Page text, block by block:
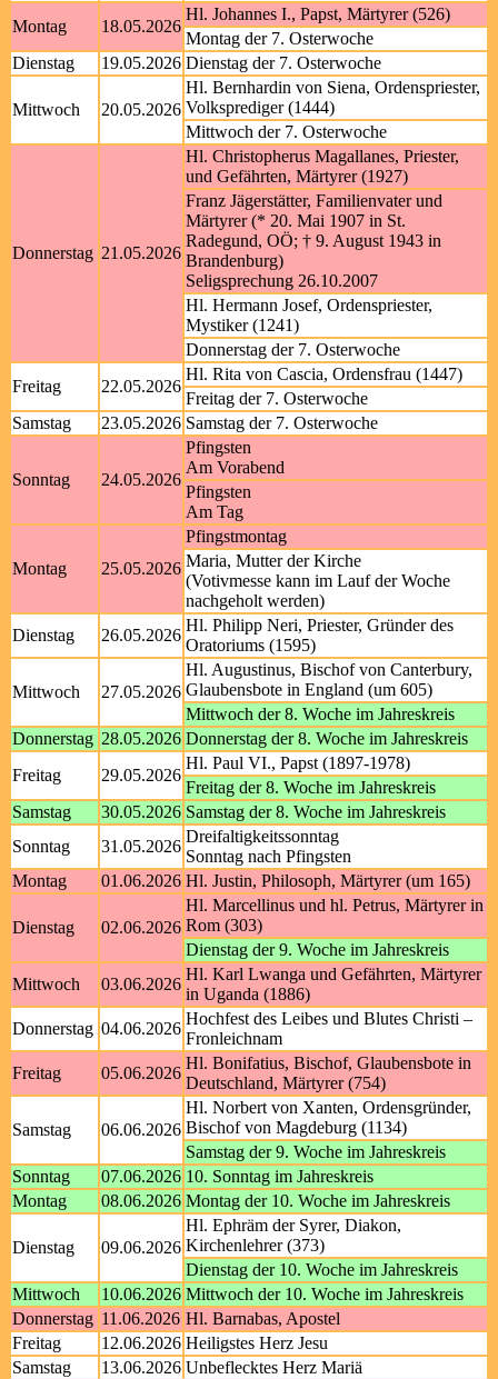
Montag
18.05.2026
Hl. Johannes I., Papst, Märtyrer (526)
Montag der 7. Osterwoche
Dienstag
19.05.2026 Dienstag der 7. Osterwoche
Mittwoch 20.05.2026
Hl. Bernhardin von Siena, Ordenspriester,
Volksprediger (1444)
Mittwoch der 7. Osterwoche
Donnerstag 21.05.2026
Hl. Christopherus Magallanes, Priester,
und Gefährten, Märtyrer (1927)
Franz Jägerstätter, Familienvater und
Märtyrer (* 20. Mai 1907 in St.
Radegund, OÖ; † 9. August 1943 in
Brandenburg)
Seligsprechung 26.10.2007
Hl. Hermann Josef, Ordenspriester,
Mystiker (1241)
Donnerstag der 7. Osterwoche
Freitag
22.05.2026
Hl. Rita von Cascia, Ordensfrau (1447)
Freitag der 7. Osterwoche
Samstag
23.05.2026 Samstag der 7. Osterwoche
Sonntag 24.05.2026
Pfingsten
Am Vorabend
Pfingsten
Am Tag
Montag 25.05.2026
Pfingstmontag
Maria, Mutter der Kirche
(Votivmesse kann im Lauf der Woche
nachgeholt werden)
Dienstag
26.05.2026
Hl. Philipp Neri, Priester, Gründer des
Oratoriums (1595)
Mittwoch 27.05.2026
Hl. Augustinus, Bischof von Canterbury,
Glaubensbote in England (um 605)
Mittwoch der 8. Woche im Jahreskreis
Donnerstag 28.05.2026 Donnerstag der 8. Woche im Jahreskreis
Freitag
29.05.2026
Hl. Paul VI., Papst (1897-1978)
Freitag der 8. Woche im Jahreskreis
Samstag
30.05.2026 Samstag der 8. Woche im Jahreskreis
Sonntag
31.05.2026
Dreifaltigkeitssonntag
Sonntag nach Pfingsten
Montag
01.06.2026 Hl. Justin, Philosoph, Märtyrer (um 165)
Dienstag 02.06.2026
Hl. Marcellinus und hl. Petrus, Märtyrer in
Rom (303)
Dienstag der 9. Woche im Jahreskreis
Mittwoch
03.06.2026
Hl. Karl Lwanga und Gefährten, Märtyrer
in Uganda (1886)
Donnerstag 04.06.2026
Hochfest des Leibes und Blutes Christi –
Fronleichnam
Freitag
05.06.2026
Hl. Bonifatius, Bischof, Glaubensbote in
Deutschland, Märtyrer (754)
Samstag 06.06.2026
Hl. Norbert von Xanten, Ordensgründer,
Bischof von Magdeburg (1134)
Samstag der 9. Woche im Jahreskreis
Sonntag
07.06.2026 10. Sonntag im Jahreskreis
Montag
08.06.2026 Montag der 10. Woche im Jahreskreis
Dienstag 09.06.2026
Hl. Ephräm der Syrer, Diakon,
Kirchenlehrer (373)
Dienstag der 10. Woche im Jahreskreis
Mittwoch
10.06.2026 Mittwoch der 10. Woche im Jahreskreis
Donnerstag 11.06.2026 Hl. Barnabas, Apostel
Freitag
12.06.2026 Heiligstes Herz Jesu
Samstag
13.06.2026 Unbeflecktes Herz Mariä